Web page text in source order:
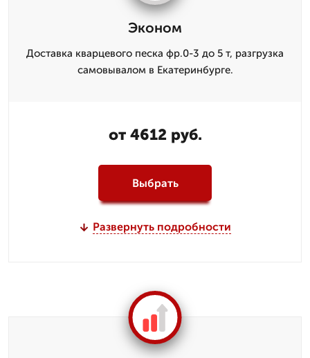
Эконом
Доставка кварцевого песка фр.0-3 до 5 т, разгрузка
самовывалом в Екатеринбурге.
от 4612 руб.
Выбрать
Развернуть подробности